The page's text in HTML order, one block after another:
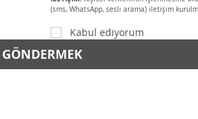
(sms, WhatsApp, sesli arama) iletişim
Kabul ediyorum
GÖNDERMEK